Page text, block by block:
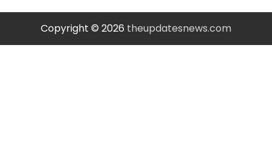
Copyright © 2026 theupdatesnews.com